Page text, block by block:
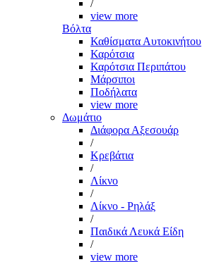
/
view more
Βόλτα
Καθίσματα Αυτοκινήτου
Καρότσια
Καρότσια Περιπάτου
Μάρσιποι
Ποδήλατα
view more
Δωμάτιο
Διάφορα Αξεσουάρ
/
Κρεβάτια
/
Λίκνο
/
Λίκνο - Ρηλάξ
/
Παιδικά Λευκά Είδη
/
view more